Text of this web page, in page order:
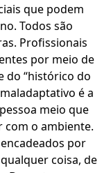
que podem
Todos são
Profissionais
por meio de
do “histórico do
é a
meio que
com o ambiente.
por
coisa, de